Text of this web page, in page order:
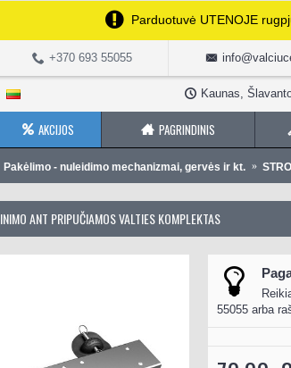
Parduotuvė UTENOJE
+370 693 55055
Kaunas,
AKCIJOS PAGRINDINIS
Pakėlimo - nuleidimo mechanizmai, gervės ir kt.
ANT PRIPUČIAMOS VALTIES KOMPLEKTAS
55055 arba